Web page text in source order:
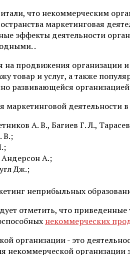
что некоммерческим
маркетинговая
эффекты деятельности
.
на продвижения
товар и услуг, а также
развивающейся
деятельности
А. В., Багиев Г. Л.,
В.;
Андерсон А.;
Дж.;
неприбыльных
отметить, что
некоммерческих
организации - это
организации